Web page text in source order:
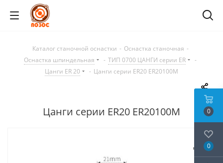
Каталог станочной оснастки - Оснастка станочная -
Оснастка шпиндельная
- ТИП 0700 ЦАНГИ серии ER
-
Цанги ER 20
- Цанги серии ER20 ER20100M
Цанги серии ER20 ER20100M 0
0